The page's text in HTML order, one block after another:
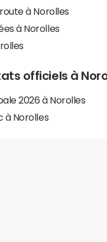
à Norolles
à Norolles
officiels à
2026 à Norolles
à Norolles